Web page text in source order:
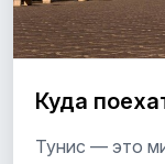
Куда
Тунис — это